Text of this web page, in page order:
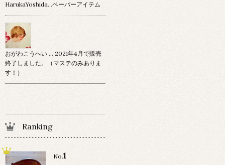
HarukaYoshida…ペーパーアイテム
おがわこうへい … 2021年4月で販売
終了しました。（マステのみありま
す！）
Ranking
No.1